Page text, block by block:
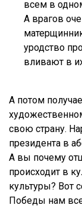
всем в
А врагов
уродство
вливают в
А потом
свою страну.
президента в
А вы почему
происходит в
культуры? Вот
Победы нам